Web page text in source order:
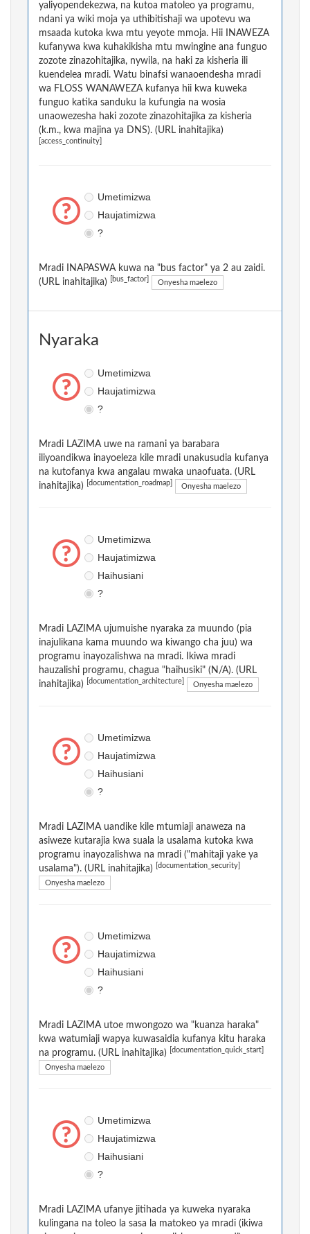
yaliyopendekezwa, na kutoa matoleo ya programu,
ndani ya wiki moja ya uthibitishaji wa upotevu wa
msaada kutoka kwa mtu yeyote mmoja. Hii INAWEZA
kufanywa kwa kuhakikisha mtu mwingine ana funguo
zozote zinazohitajika, nywila, na haki za kisheria ili
kuendelea mradi. Watu binafsi wanaoendesha mradi
wa FLOSS WANAWEZA kufanya hii kwa kuweka
funguo katika sanduku la kufungia na wosia
unaowezesha haki zozote zinazohitajika za kisheria
(k.m., kwa majina ya DNS). (URL inahitajika)
[access_continuity]
Umetimizwa
Haujatimizwa
?
Mradi INAPASWA kuwa na "bus factor" ya 2 au zaidi.
(URL inahitajika)
[bus_factor] Onyesha maelezo
Nyaraka
Umetimizwa
Haujatimizwa
?
Mradi LAZIMA uwe na ramani ya barabara
iliyoandikwa inayoeleza kile mradi unakusudia kufanya
na kutofanya kwa angalau mwaka unaofuata. (URL
inahitajika)
[documentation_roadmap] Onyesha maelezo
Umetimizwa
Haujatimizwa
Haihusiani
?
Mradi LAZIMA ujumuishe nyaraka za muundo (pia
inajulikana kama muundo wa kiwango cha juu) wa
programu inayozalishwa na mradi. Ikiwa mradi
hauzalishi programu, chagua "haihusiki" (N/A). (URL
inahitajika)
[documentation_architecture] Onyesha maelezo
Umetimizwa
Haujatimizwa
Haihusiani
?
Mradi LAZIMA uandike kile mtumiaji anaweza na
asiweze kutarajia kwa suala la usalama kutoka kwa
programu inayozalishwa na mradi ("mahitaji yake ya
usalama"). (URL inahitajika)
[documentation_security]
Onyesha maelezo
Umetimizwa
Haujatimizwa
Haihusiani
?
Mradi LAZIMA utoe mwongozo wa "kuanza haraka"
kwa watumiaji wapya kuwasaidia kufanya kitu haraka
na programu. (URL inahitajika)
[documentation_quick_start]
Onyesha maelezo
Umetimizwa
Haujatimizwa
Haihusiani
?
Mradi LAZIMA ufanye jitihada ya kuweka nyaraka
kulingana na toleo la sasa la matokeo ya mradi (ikiwa